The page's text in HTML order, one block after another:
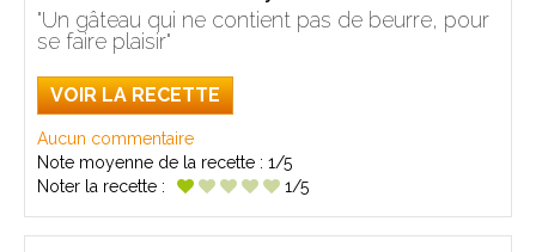
"Un gâteau qui ne contient pas de beurre, pour
se faire plaisir"
VOIR LA RECETTE
Aucun commentaire
Note moyenne de la recette : 1/5
Noter la recette :
1/5